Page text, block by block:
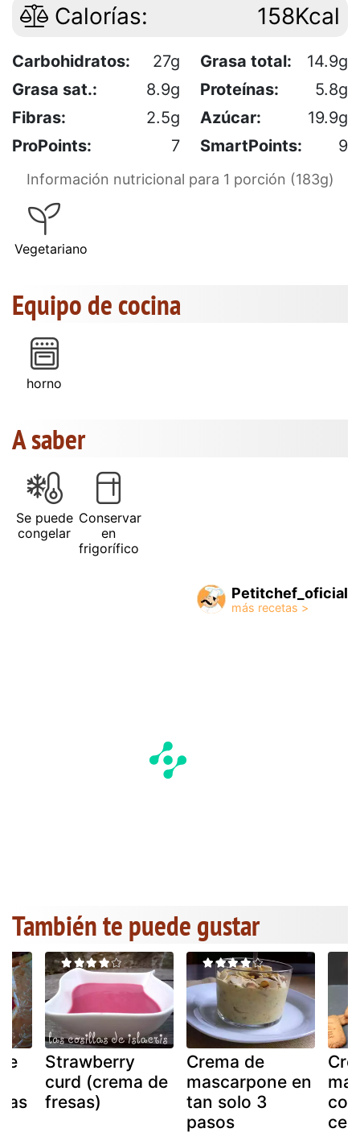
Calorías: 158Kcal
Carbohidratos: 27g Grasa total:
14.9g
Grasa sat.:
8.9g Proteínas:
5.8g
Fibras:
2.5g Azúcar:
19.9g
ProPoints:
7 SmartPoints: 9
Información nutricional para 1 porción (183g)
Vegetariano
Equipo de cocina
horno
A saber
Se puede
congelar
Conservar
en
frigorífico
Petitchef_oficial
También te puede gustar
Strawberry
curd (crema de
fresas)
Crema de
mascarpone en
tan solo 3
pasos